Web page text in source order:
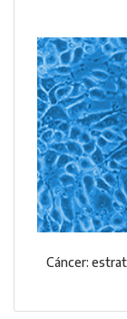
Cáncer: